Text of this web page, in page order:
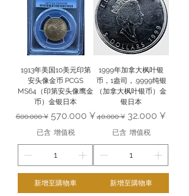
1913年美国10美元印第
安头像金币 PCGS
MS64（印第安头像鹰金
币）金银日本
一般價格
600.000 ¥ 促銷價格
570.000 ¥
已含 增值税
新增至購物車
1999年加拿大枫叶银
币，1盎司，.9999纯银
（加拿大枫叶银币）金
银日本
一般價格
40.000 ¥ 促銷價格
32.000 ¥
已含 增值税
新增至購物車